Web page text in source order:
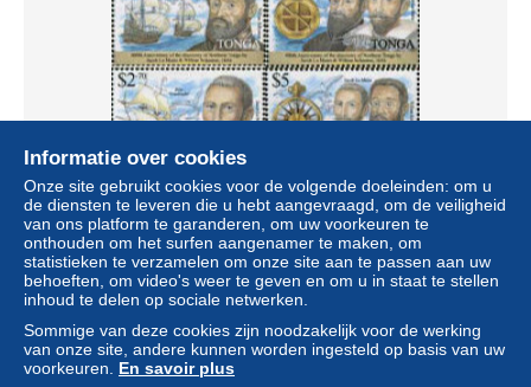
363152 MNH TONGA 2016
± US$ 21,61
Statuut
Informatie over cookies
Onze site gebruikt cookies voor de volgende doeleinden: om u
de diensten te leveren die u hebt aangevraagd, om de veiligheid
van ons platform te garanderen, om uw voorkeuren te
onthouden om het surfen aangenamer te maken, om
statistieken te verzamelen om onze site aan te passen aan uw
behoeften, om video's weer te geven en om u in staat te stellen
inhoud te delen op sociale netwerken.
Sommige van deze cookies zijn noodzakelijk voor de werking
van onze site, andere kunnen worden ingesteld op basis van uw
voorkeuren. En savoir plus